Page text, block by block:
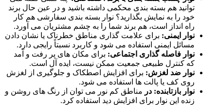
‌توانید هم بسته‌ بندی محکمی داشته باشید و در عین حال برند
خود را به نمایش بگذارید؟ نوار بسته ‌بندی سفارشی هم کار
راه انداز است، هم برند شما را به چشم مشتریان می آورد.
نوار ایمنی: برای علامت‌ گذاری مناطق خطرناک یا نشان دادن
مسائل ایمنی استفاده می ‌شود و کاربرد نسبتاً رایجی دارد.
نوار فاصله‌ گذاری اجتماعی: برای مکان‌ های پر رفت ‌و آمد
که کنترل طبیعی جمعیت ممکن نیست، ایده‌ آل است.
نوار ضد لغزش: برای افزایش اصطکاک و جلوگیری از لغزش
روی کف یا پالت‌ ها استفاده می‌ شود.
نوار بازتابنده: در مناطق کم‌ نور می‌ توان از رنگ ‌های روشن و
زنده این نوار برای افزایش دید استفاده کرد.